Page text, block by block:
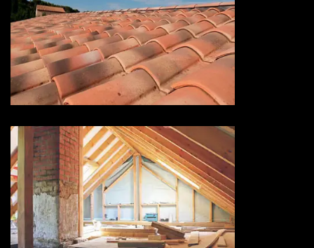
Devis hydrofuge toiture 73
Savoie